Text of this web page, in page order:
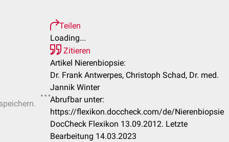
Teilen
Loading...
Zitieren
Artikel Nierenbiopsie:
Dr. Frank Antwerpes, Christoph Schad, Dr. med.
Jannik Winter
Abrufbar unter:
https://flexikon.doccheck.com/de/Nierenbiopsie
DocCheck Flexikon 13.09.2012. Letzte
Bearbeitung 14.03.2023